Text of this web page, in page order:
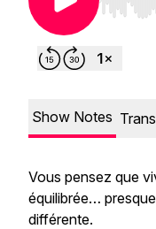
Use
Show Notes
Vous pensez que
équilibrée…
différente.